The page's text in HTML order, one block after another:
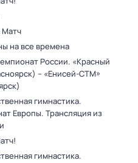
Матч
на все времена
России. «Красный
– «Енисей-СТМ»
гимнастика.
Европы. Трансляция из
гимнастика.